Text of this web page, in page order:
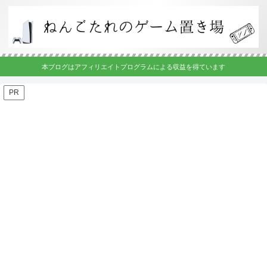
本ブログはアフィリエイトプログラムによる収益を得ています
PR